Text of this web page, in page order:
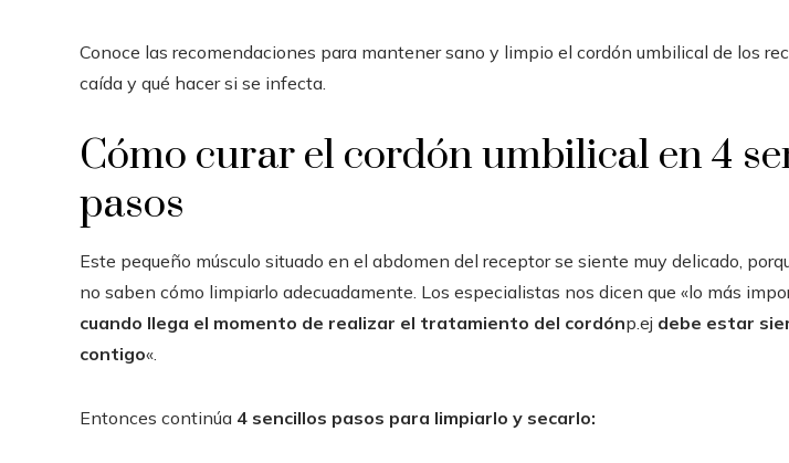
Conoce las recomendaciones para mantener sano y limpio el cordón umbilical de los
caída y qué hacer si se infecta.
Cómo curar el cordón umbilical en 4
pasos
Este pequeño músculo situado en el abdomen del receptor se siente muy delicado,
no saben cómo limpiarlo adecuadamente. Los especialistas nos dicen que «lo más
cuando llega el momento de realizar el tratamiento del cordónp.ej debe estar
contigo«.
Entonces continúa 4 sencillos pasos para limpiarlo y secarlo: